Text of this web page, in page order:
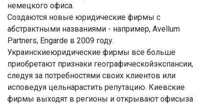
немецкого офиса.
Создаются новые юридические фирмы с
абстрактными названиями - например, Avellum
Partners, Engarde в 2009 году.
Украинскиеюридические фирмы все больше
приобретают признаки географическойэкспансии,
следуя за потребностями своих клиентов или
исповедуя цельнарастить репутацию. Киевские
фирмы выходят в регионы и открывают офисыза